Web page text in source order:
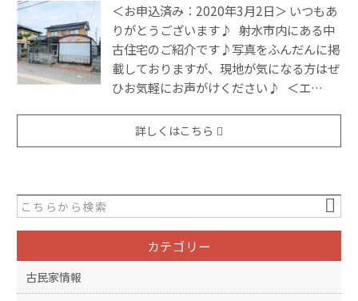
＜お申込済み：2020年3月2日＞ いつもあ
りがとうございます♪ 射水市内にある中
古住宅のご紹介です♪写真をふんだんに掲
載しておりますが、現地が気になる方はぜ
ひお気軽にお声がけください♪ ＜エ…
詳しくはこちら
カテゴリー
古民家情報